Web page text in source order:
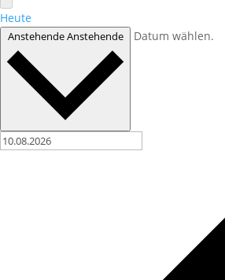
Heute
AnstehendeAnstehende Datum wählen.